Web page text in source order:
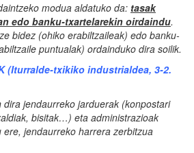
modua aldatuko da: tasak
edo banku-txartelarekin oirdaindu.
bidez (ohiko erabiltzaileak) edo banku-
puntualak) ordainduko dira soilik.
(Iturralde-txikiko industrialdea, 3-2.
jendaurreko jarduerak (konpostari
bisitak…) eta administrazioak
jendaurreko harrera zerbitzua